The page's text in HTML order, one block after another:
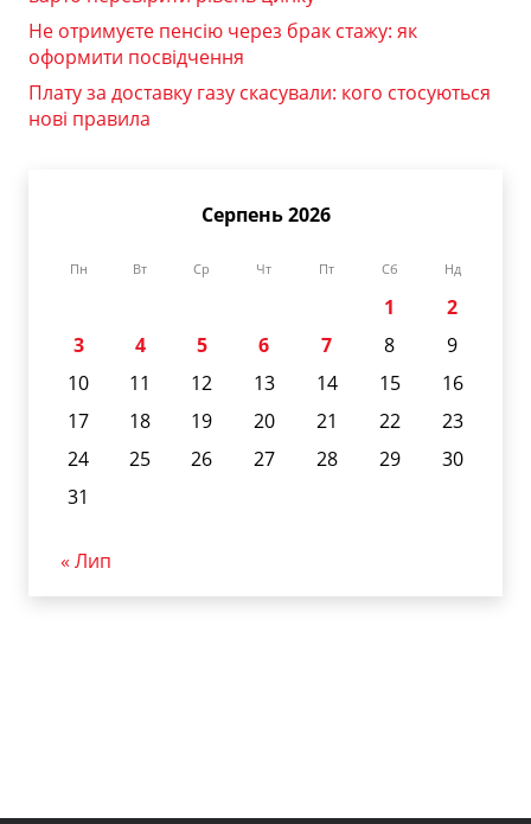
Не отримуєте пенсію через брак стажу: як
оформити посвідчення
Плату за доставку газу скасували: кого стосуються
нові правила
Серпень 2026
Пн Вт Ср Чт Пт Сб Нд
1
2
3
4 5 6 7 8
9
10
11 12 13 14 15
16
17
18 19 20 21 22
23
24
25 26 27 28 29
30
31
« Лип